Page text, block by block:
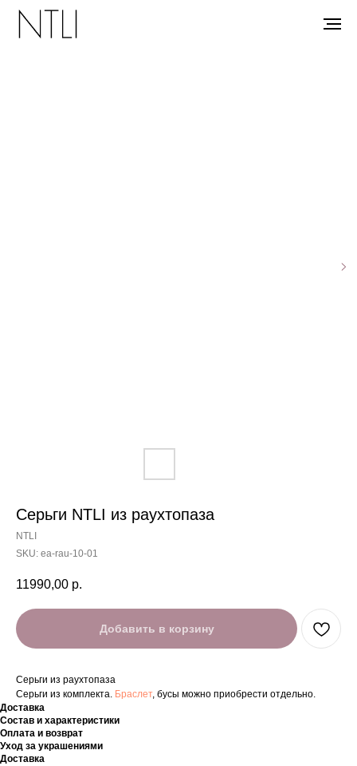
Серьги NTLI из раухтопаза
NTLI
SKU: ea-rau-10-01
11990,00 р.
Добавить в корзину
Серьги из раухтопаза
Серьги из комплекта. Браслет, бусы можно приобрести отдельно.
Доставка
Состав и характеристики
Оплата и возврат
Уход за украшениями
Доставка